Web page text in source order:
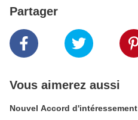
Partager
Vous aimerez aussi
Nouvel Accord d'intéressement